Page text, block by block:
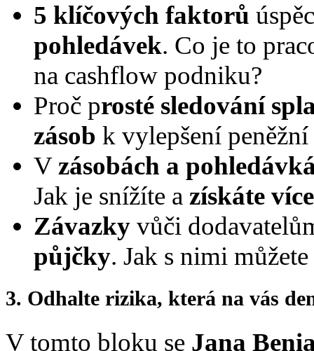
5 klíčových faktorů
pohledávek. Co je to
na cashflow podniku?
Proč prosté sledování
zásob k vylepšení
Vzásobách a
Jak je snížíte a získáte
Závazky vůči
půjčky. Jak s nimi můžete
3. Odhalte rizika, která na vás
V tomto bloku se Jana